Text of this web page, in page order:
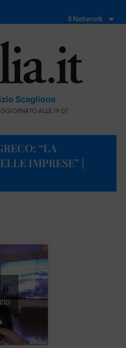
Il Network
Scaglione
ALLE 19:07
“LA
IMPRESE” |